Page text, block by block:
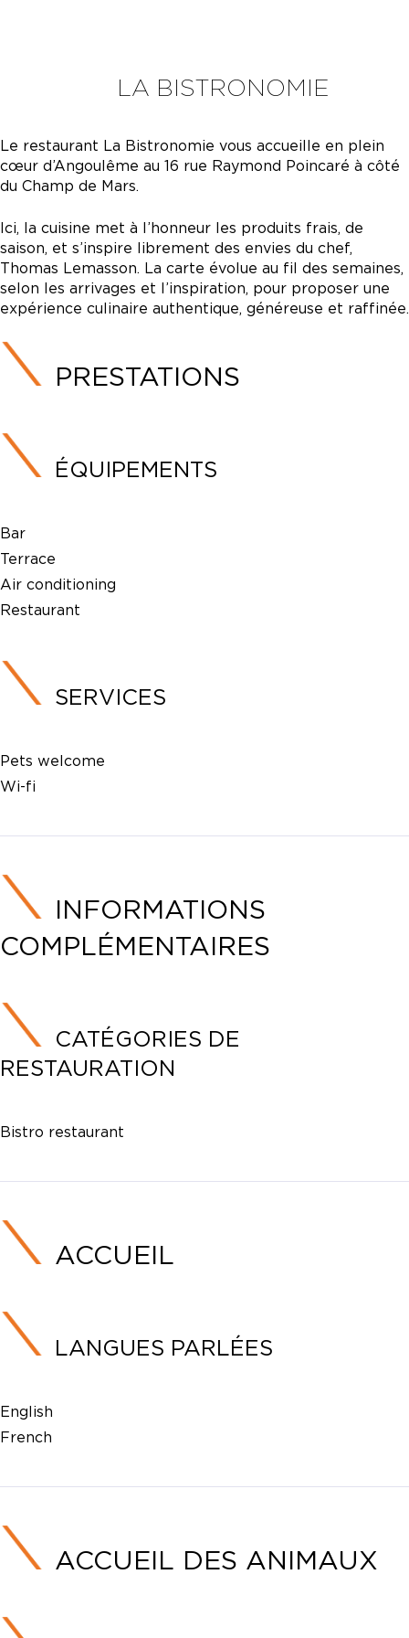
LA BISTRONOMIE
Le restaurant La Bistronomie vous accueille en plein
cœur d’Angoulême au 16 rue Raymond Poincaré à côté
du Champ de Mars.
Ici, la cuisine met à l’honneur les produits frais, de
saison, et s’inspire librement des envies du chef,
Thomas Lemasson. La carte évolue au fil des semaines,
selon les arrivages et l’inspiration, pour proposer une
expérience culinaire authentique, généreuse et raffinée.
PRESTATIONS
ÉQUIPEMENTS
Bar
Terrace
Air conditioning
Restaurant
SERVICES
Pets welcome
Wi-fi
INFORMATIONS
COMPLÉMENTAIRES
CATÉGORIES DE
RESTAURATION
Bistro restaurant
ACCUEIL
LANGUES PARLÉES
English
French
ACCUEIL DES ANIMAUX